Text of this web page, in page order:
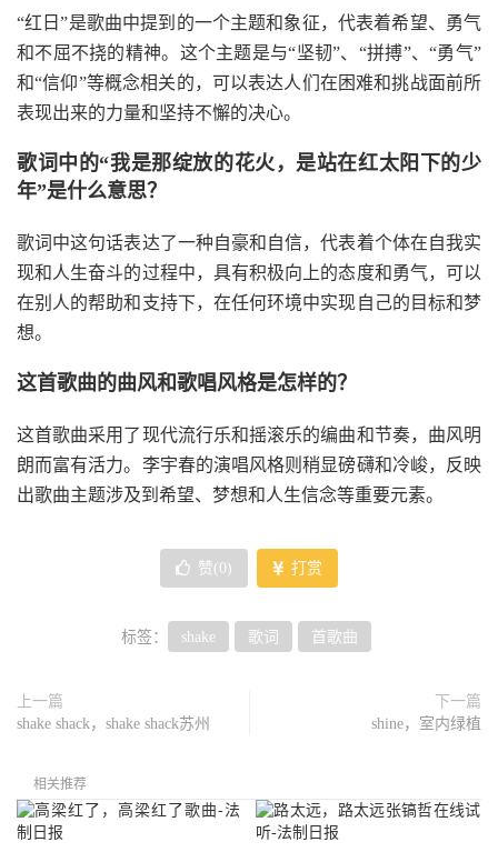
“红日”是歌曲中提到的一个主题和象征，代表着希望、勇气
和不屈不挠的精神。这个主题是与“坚韧”、“拼搏”、“勇气”
和“信仰”等概念相关的，可以表达人们在困难和挑战面前所
表现出来的力量和坚持不懈的决心。
歌词中的“我是那绽放的花火，是站在红太阳下的少
年”是什么意思？
歌词中这句话表达了一种自豪和自信，代表着个体在自我实
现和人生奋斗的过程中，具有积极向上的态度和勇气，可以
在别人的帮助和支持下，在任何环境中实现自己的目标和梦
想。
这首歌曲的曲风和歌唱风格是怎样的？
这首歌曲采用了现代流行乐和摇滚乐的编曲和节奏，曲风明
朗而富有活力。李宇春的演唱风格则稍显磅礴和冷峻，反映
出歌曲主题涉及到希望、梦想和人生信念等重要元素。
赞( 0 ) 打赏
标签： shake 歌词 首歌曲
上一篇
shake shack，shake shack苏州
下一篇
shine，室内绿植
相关推荐